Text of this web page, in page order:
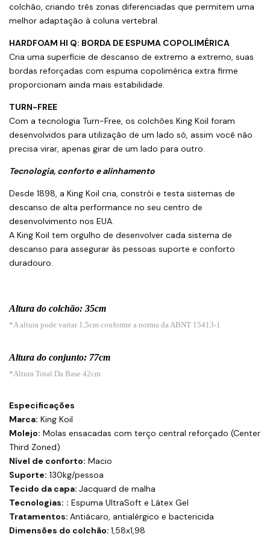
colchão, criando três zonas diferenciadas que permitem uma
melhor adaptação à coluna vertebral.
HARDFOAM HI Q: BORDA DE ESPUMA COPOLIMÉRICA
Cria uma superfície de descanso de extremo a extremo, suas
bordas reforçadas com espuma copolimérica extra firme
proporcionam ainda mais estabilidade.
TURN-FREE
Com a tecnologia Turn-Free, os colchões King Koil foram
desenvolvidos para utilização de um lado só, assim você não
precisa virar, apenas girar de um lado para outro.
Tecnologia, conforto e alinhamento
Desde 1898, a King Koil cria, constrói e testa sistemas de
descanso de alta performance no seu centro de
desenvolvimento nos EUA.
A King Koil tem orgulho de desenvolver cada sistema de
descanso para assegurar às pessoas suporte e conforto
duradouro.
Altura do colchão: 35cm
*A altura pode variar 1,5cm conforme a norma da ABNT 15413-1
Altura do conjunto: 77cm
*Altura Total Da Base 42cm
Especificações
Marca: King Koil
Molejo: Molas ensacadas com terço central reforçado (Center
Third Zoned)
Nível de conforto: Macio
Suporte: 130kg/pessoa
Tecido da capa: Jacquard de malha
Tecnologias: : Espuma UltraSoft e Látex Gel
Tratamentos: Antiácaro, antialérgico e bactericida
Dimensões do colchão: 1,58x1,98